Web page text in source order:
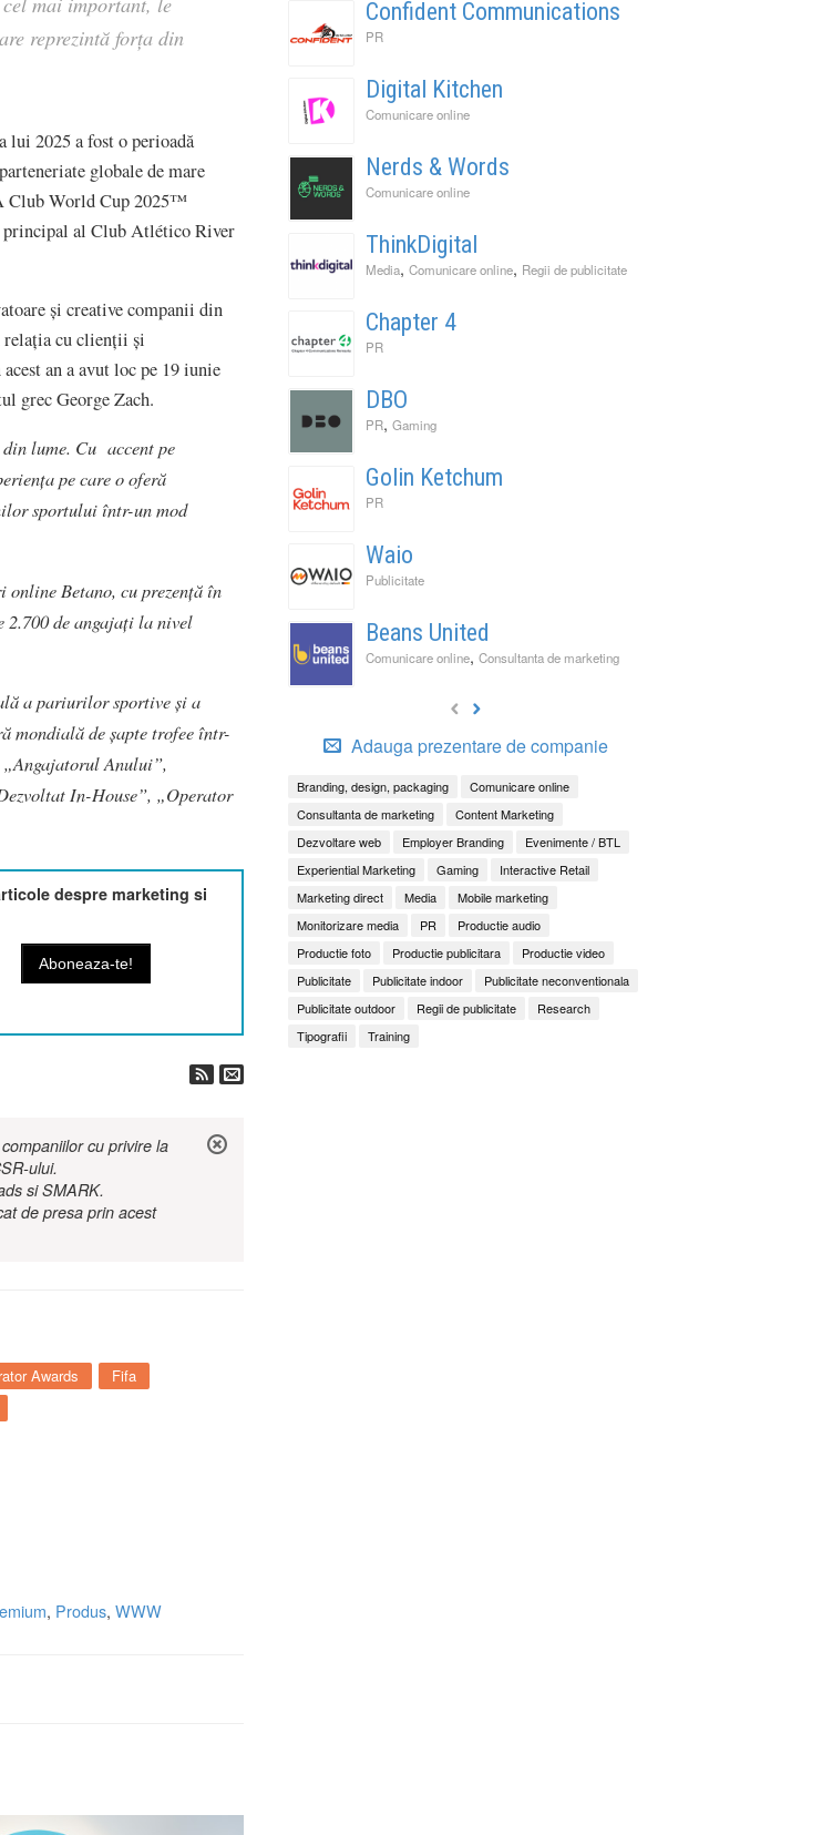
reprezintă forța din
lui 2025 a fost o perioadă
globale de mare
Club World Cup 2025™
principal al Club Atlético River
și creative companii din
relația cu clienții și
an a avut loc pe 19 iunie
grec George Zach.
lume. Cu accent pe
pe care o oferă
sportului într-un mod
Betano, cu prezență în
2.700 de angajați la nivel
a pariurilor sportive și a
mondială de șapte trofee într-
Anului”,
In-House”, „Operator
despre marketing si
cu privire la
ului.
si SMARK.
de presa prin acest
Awards
Fifa
, Produs, WWW
Confident Communications
PR
Digital Kitchen
Comunicare online
Nerds & Words
Comunicare online
ThinkDigital
Media, Comunicare online, Regii de publicitate
Chapter 4
PR
DBO
PR, Gaming
Golin Ketchum
PR
Waio
Publicitate
Beans United
Comunicare online, Consultanta de marketing
Adauga prezentare de companie
Branding, design, packaging
Comunicare online
Consultanta de marketing
Content Marketing
Dezvoltare web
Employer Branding
Evenimente / BTL
Experiential Marketing
Gaming
Interactive Retail
Marketing direct
Media
Mobile marketing
Monitorizare media
PR
Productie audio
Productie foto
Productie publicitara
Productie video
Publicitate
Publicitate indoor
Publicitate neconventionala
Publicitate outdoor
Regii de publicitate
Research
Tipografii
Training